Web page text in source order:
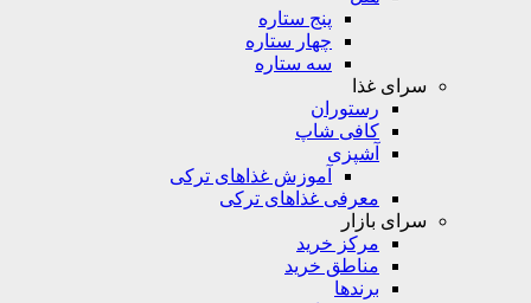
پنج ستاره
چهار ستاره
سه ستاره
سرای غذا
رستوران
کافی شاپ
آشپزی
آموزش غذاهای ترکی
معرفی غذاهای ترکی
سرای بازار
مرکز خرید
مناطق خرید
برندها